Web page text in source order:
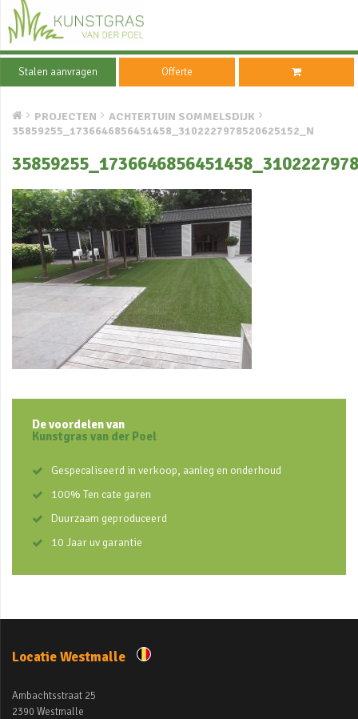
Stalen aanvragen Offerte
PROJECTEN
ACHTERTUIN SOMMELSDIJK
35859255_1736646856451458_3102227978520625152_N
De voordelen van
Kunstgras van der Poel
Gespecaliseerd in verkoop, aanleg en onderhoud
100% Ten cate garen
Duurzaam geproduceerd
10 Jaar uv garantie
Locatie Westmalle
Ambachtsstraat 25
2390 Westmalle